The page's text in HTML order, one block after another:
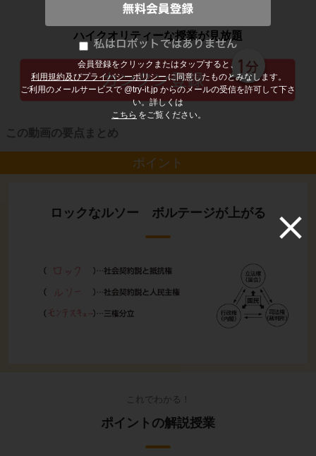
会員登録をクリックまたはタップすると、
利用規約及びプライバシーポリシー に同意したものとみなします。
ご利用のメールサービスで @try-it.jp からのメールの受信を許可して下さ
い。詳しくは
こちら をご覧ください。
子どもの勉強から大人の学び直しまで
ハイクオリティーな授業が見放題
この動画の要点まとめ
ポイント
ロックなルソー ボルテージが上がる
これでわかる！
ポイントの解説授業